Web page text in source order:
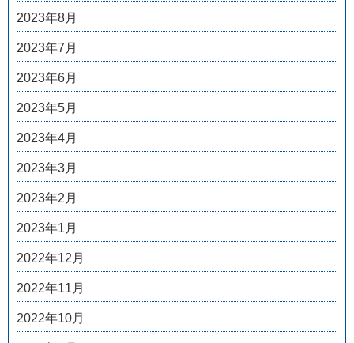
2023年8月
2023年7月
2023年6月
2023年5月
2023年4月
2023年3月
2023年2月
2023年1月
2022年12月
2022年11月
2022年10月